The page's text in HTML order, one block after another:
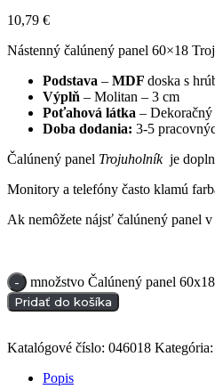
10,79 €
Nástenný čalúnený panel 60×18
Podstava – MDF doska s
Výplň – Molitan – 3 cm
Poťahová látka – Dekoračný
Doba dodania: 3-5
Čalúnený panel Trojuholník je
Monitory a telefóny často klamú
Ak nemôžete nájsť čalúnený panel
množstvo Čalúnený panel
Pridať do košíka
Katalógové číslo: 046018 Kategória:
Popis